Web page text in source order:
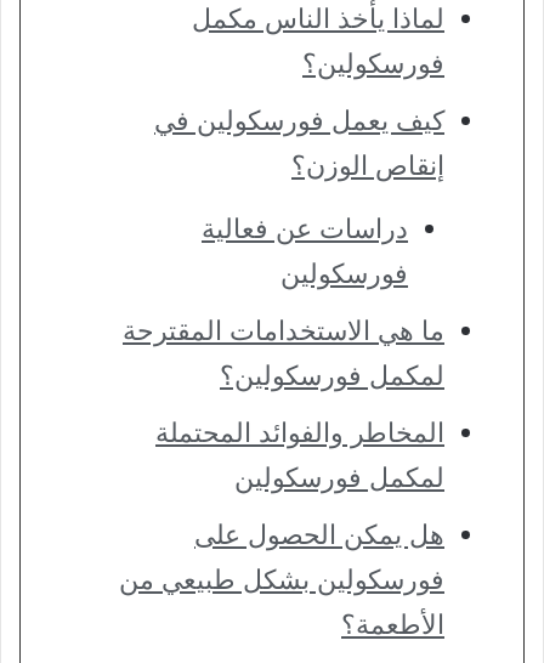
لماذا يأخذ الناس مكمل
فورسكولين؟
كيف يعمل فورسكولين في
إنقاص الوزن؟
دراسات عن فعالية
فورسكولين
ما هي الاستخدامات المقترحة
لمكمل فورسكولين؟
المخاطر والفوائد المحتملة
لمكمل فورسكولين
هل يمكن الحصول على
فورسكولين بشكل طبيعي من
الأطعمة؟